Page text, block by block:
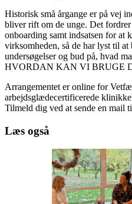
Historisk små årgange er på vej
bliver rift om de unge. Det
onboarding samt indsatsen for at
virksomheden, så de har lyst til
undersøgelser og bud på, hvad
HVORDAN KAN VI BRUGE
Arrangementet er online for
arbejdsglædecertificerede
Tilmeld dig ved at sende en mail
Læs også